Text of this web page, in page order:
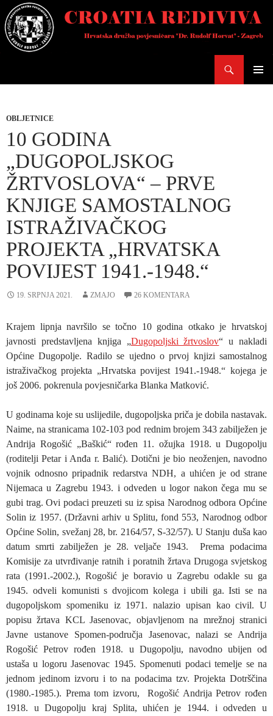
Skoči
do
sadržaja
OBLJETNICE
10 GODINA
„DUGOPOLJSKOG
ŽRTVOSLOVA“ – PRVE
KNJIGE SAMOSTALNOG
ISTRAŽIVAČKOG
PROJEKTA „HRVATSKA
POVIJEST 1941.-1948.“
19. SRPNJA 2021. ZMAJO 26 KOMENTARA
Krajem lipnja navršilo se točno 10 godina otkako je hrvatskoj
javnosti predstavljena knjiga „Dugopoljski žrtvoslov“ u nakladi
Općine Dugopolje. Radilo se ujedno o prvoj knjizi samostalnog
istraživačkog projekta „Hrvatska povijest 1941.-1948.“ kojega je
još 2006. pokrenula povjesničarka Blanka Matković.
U godinama koje su uslijedile, dugopoljska priča je dobila nastavak.
Naime, na stranicama 102-103 pod rednim brojem 343 zabilježen je
Andrija Rogošić „Baškić“ rođen 11. ožujka 1918. u Dugopolju
(roditelji Petar i Anđa r. Balić). Dotični je bio neoženjen, navodno
vojnik odnosno pripadnik redarstva NDH, a uhićen je od strane
Nijemaca u Zagrebu 1943. i odveden u logor nakon čega mu se
gubi trag. Ovi podaci preuzeti su iz spisa Narodnog odbora Općine
Solin iz 1957. (Državni arhiv u Splitu, fond 553, Narodnog odbor
Općine Solin, svežanj 28, br. 2164/57, S-32/57). U Stanju duša kao
datum smrti zabilježen je 28. veljače 1943. Prema podacima
Komisije za utvrđivanje ratnih i poratnih žrtava Drugoga svjetskog
rata (1991.-2002.), Rogošić je boravio u Zagrebu odakle su ga
1945. odveli komunisti s dvojicom kolega i ubili ga. Isti se na
dugopoljskom spomeniku iz 1971. nalazio upisan kao civil. U
popisu žrtava KCL Jasenovac, objavljenom na mrežnoj stranici
Javne ustanove Spomen-područja Jasenovac, nalazi se Andrija
Rogošić Petrov rođen 1918. u Dugopolju, navodno ubijen od
ustaša u logoru Jasenovac 1945. Spomenuti podaci temelje se na
jednom jedinom izvoru i to na podacima tzv. Projekta Dotrščina
(1980.-1985.). Prema tom izvoru, Rogošić Andrija Petrov rođen
1918. u Dugopolju kraj Splita, uhićen je 1944. i odveden u